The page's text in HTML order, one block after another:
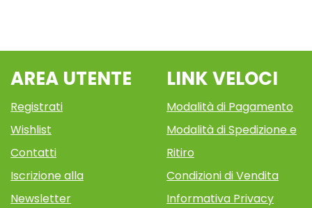
AREA UTENTE
Registrati
Wishlist
Contatti
Iscrizione alla
Newsletter
LINK VELOCI
Modalità di Pagamento
Modalità di Spedizione e
Ritiro
Condizioni di Vendita
Informativa Privacy